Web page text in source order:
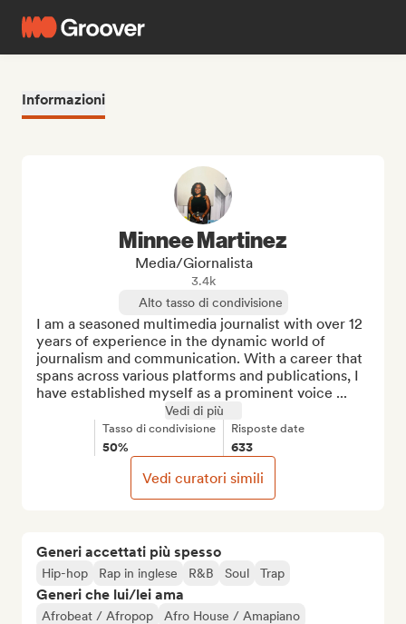
Informazioni
Generi accettati più spesso
Hip-hop Rap in inglese R&B Soul Trap
Generi che lui/lei ama
Afrobeat / Afropop
Afro House / Amapiano
Minnee Martinez
Media/Giornalista
3.4k
Alto tasso di condivisione
I am a seasoned multimedia journalist with over 12
years of experience in the dynamic world of
journalism and communication. With a career that
spans across various platforms and publications, I
have established myself as a prominent voice ...
Vedi di più
Tasso di condivisione
50%
Risposte date
633
Vedi curatori simili